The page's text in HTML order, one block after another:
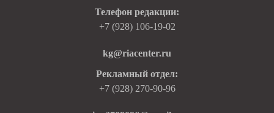
Телефон редакции:
+7 (928) 106-19-02
kg@riacenter.ru
Рекламный отдел:
+7 (928) 270-90-96